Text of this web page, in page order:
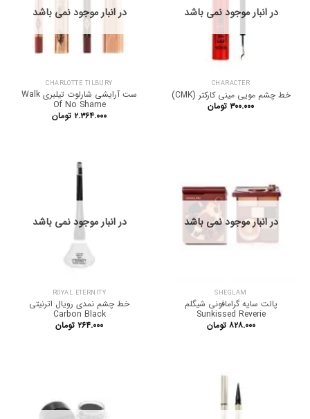
در انبار موجود نمی باشد
CHARACTER
خط چشم مویی مینی کارکتر (CMK)
۳۰۰.۰۰۰ تومان
در انبار موجود نمی باشد
CHARLOTTE TILBURY
ست آرایشی شارلوت تیلبری Walk
Of No Shame
۲.۳۶۴.۰۰۰ تومان
در انبار موجود نمی باشد
SHEGLAM
پالت سایه گرامافونی شیگلم
Sunkissed Reverie
۸۲۸.۰۰۰ تومان
در انبار موجود نمی باشد
ROYAL ETERNITY
خط چشم نمدی رویال اترنیتی
Carbon Black
۲۶۴.۰۰۰ تومان